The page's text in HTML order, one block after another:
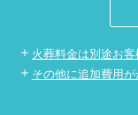
火葬料金は別途お
その他に追加費用